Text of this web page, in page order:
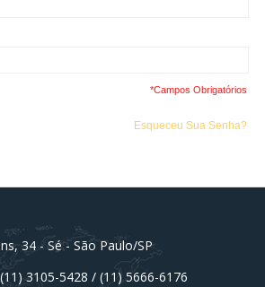
*Campos Obrigatórios
Esqueceu Sua Senha?
34 - Sé - São Paulo/SP
3105-5428 / (11) 5666-6176